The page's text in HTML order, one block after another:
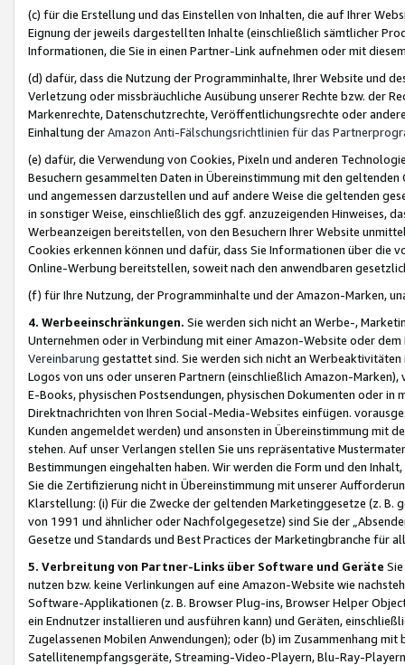
(c) für die Erstellung und das Einstellen von Inhalten, die auf Ihrer
Eignung der jeweils dargestellten Inhalte (einschließlich sämtlicher
Informationen, die Sie in einen Partner-Link aufnehmen oder mit
(d) dafür, dass die Nutzung der Programminhalte, Ihrer Website und
Verletzung oder missbräuchliche Ausübung unserer Rechte bzw. der
Markenrechte, Datenschutzrechte, Veröffentlichungsrechte oder
Einhaltung derAmazon Anti-Fälschungsrichtlinien für das
(e) dafür, die Verwendung von Cookies, Pixeln und anderen
Besuchern gesammelten Daten in Übereinstimmung mit den
und angemessen darzustellen und auf andere Weise die geltenden
in sonstiger Weise, einschließlich des ggf. anzuzeigenden Hinweises,
Werbeanzeigen bereitstellen, von den Besuchern Ihrer Website
Cookies erkennen können und dafür, dass Sie Informationen über die
Online-Werbung bereitstellen, soweit nach den anwendbaren
(f) für Ihre Nutzung, der Programminhalte und der Amazon-Marken,
4. Werbeeinschränkungen. Sie werden sich nicht an Werbe-,
Unternehmen oder in Verbindung mit einer Amazon-Website oder
Vereinbarung gestattet sind. Sie werden sich nicht an
Logos von uns oder unseren Partnern (einschließlich Amazon-
E-Books, physischen Postsendungen, physischen Dokumenten oder in
Direktnachrichten von Ihren Social-Media-Websites einfügen.
Kunden angemeldet werden) und ansonsten in Übereinstimmung mit
stehen. Auf unser Verlangen stellen Sie uns repräsentative
Bestimmungen eingehalten haben. Wir werden die Form und den
Sie die Zertifizierung nicht in Übereinstimmung mit unserer
Klarstellung: (i) Für die Zwecke der geltenden Marketinggesetze (z. B.
von 1991 und ähnlicher oder Nachfolgegesetze) sind Sie der
Gesetze und Standards und Best Practices der Marketingbranche für
5. Verbreitung von Partner-Links über Software und Geräte
nutzen bzw. keine Verlinkungen auf eine Amazon-Website wie
Software-Applikationen (z. B. Browser Plug-ins, Browser Helper
ein Endnutzer installieren und ausführen kann) und Geräten,
Zugelassenen Mobilen Anwendungen); oder (b) im Zusammenhang
Satellitenempfangsgeräte, Streaming-Video-Playern, Blu-Ray-